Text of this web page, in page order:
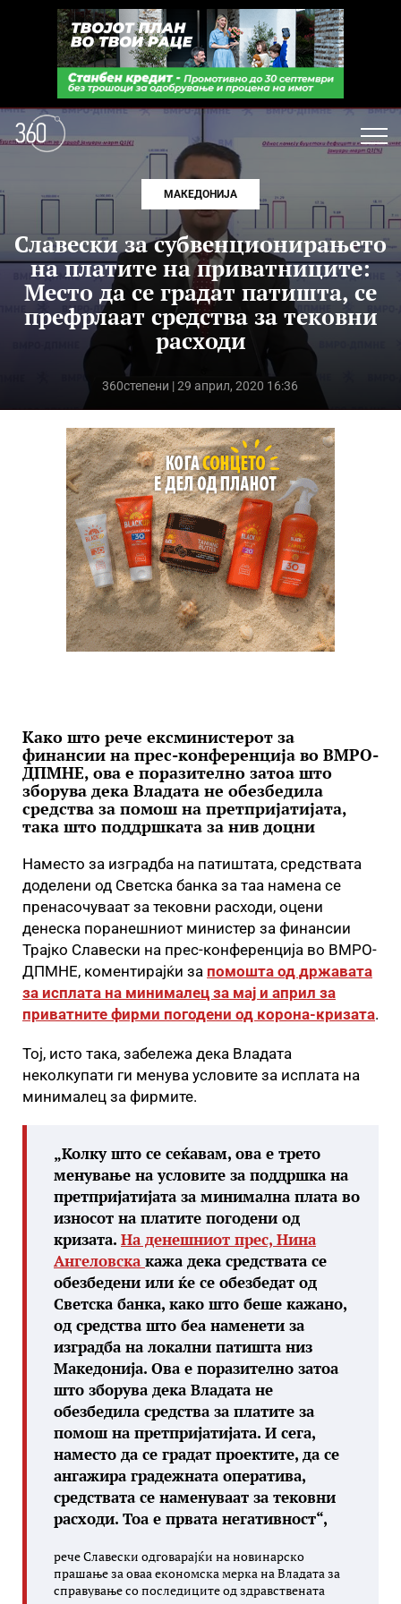
МАКЕДОНИЈА
Славески за субвенционирањето
на платите на приватниците:
Место да се градат патишта, се
префрлаат средства за тековни
расходи
360степени | 29 април, 2020 16:36
Како што рече ексминистерот за
финансии на прес-конференција во ВМРО-
ДПМНЕ, ова е поразително затоа што
зборува дека Владата не обезбедила
средства за помош на претпријатијата,
така што поддршката за нив доцни
Наместо за изградба на патиштата, средствата
доделени од Светска банка за таа намена се
пренасочуваат за тековни расходи, оцени
денеска поранешниот министер за финансии
Трајко Славески на прес-конференција во ВМРО-
ДПМНЕ, коментирајќи за помошта од државата
за исплата на минималец за мај и април за
приватните фирми погодени од корона-кризата.
Тој, исто така, забележа дека Владата
неколкупати ги менува условите за исплата на
минималец за фирмите.
„Колку што се сеќавам, ова е трето
менување на условите за поддршка на
претпријатијата за минимална плата во
износот на платите погодени од
кризата. На денешниот прес, Нина
Ангеловскакажа дека средствата се
обезбедени или ќе се обезбедат од
Светска банка, како што беше кажано,
од средства што беа наменети за
изградба на локални патишта низ
Македонија. Ова е поразително затоа
што зборува дека Владата не
обезбедила средства за платите за
помош на претпријатијата. И сега,
наместо да се градат проектите, да се
ангажира градежната оператива,
средствата се наменуваат за тековни
расходи. Тоа е првата негативност“,
рече Славески одговарајќи на новинарско
прашање за оваа економска мерка на Владата за
справување со последиците од здравствената